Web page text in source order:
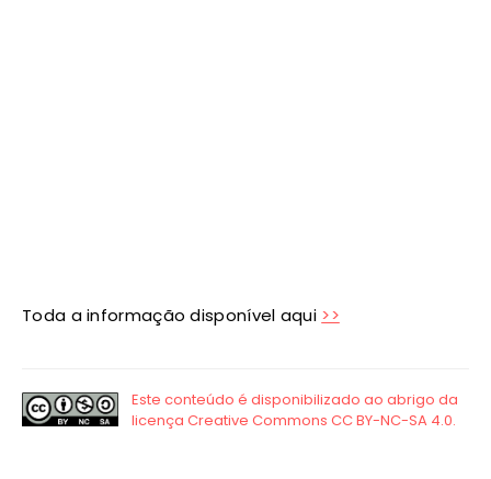
Toda a informação disponível aqui >>